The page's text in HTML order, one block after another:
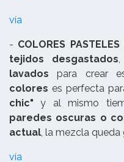
vía
- COLORES
tejidos desgastados,
lavados para crear
colores es perfecta
chic" y al mismo
paredes oscuras o
actual, la mezcla queda
vía